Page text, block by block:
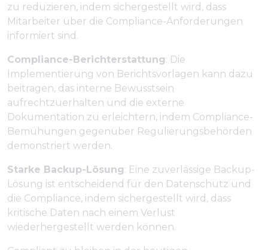
zu reduzieren, indem sichergestellt wird, dass
Mitarbeiter über die Compliance-Anforderungen
informiert sind.
Compliance-Berichterstattung: Die
Implementierung von Berichtsvorlagen kann dazu
beitragen, das interne Bewusstsein
aufrechtzuerhalten und die externe
Dokumentation zu erleichtern, indem Compliance-
Bemühungen gegenüber Regulierungsbehörden
demonstriert werden.
Starke Backup-Lösung: Eine zuverlässige Backup-
Lösung ist entscheidend für den Datenschutz und
die Compliance, indem sichergestellt wird, dass
kritische Daten nach einem Verlust
wiederhergestellt werden können.